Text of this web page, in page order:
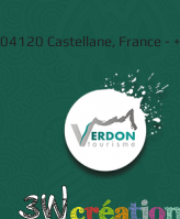
04120 Castellane, France -